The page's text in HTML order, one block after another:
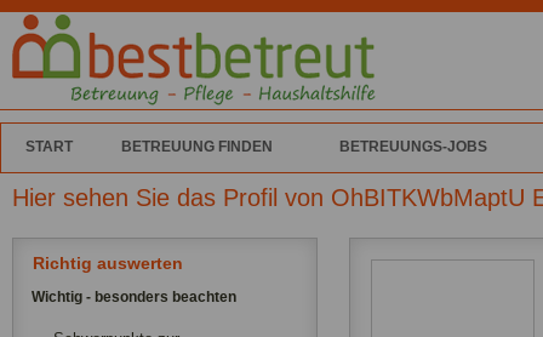
START BETREUUNG FINDEN BETREUUNGS-JOBS
Hier sehen Sie das Profil von OhBITKWbMaptU
Richtig auswerten
Wichtig - besonders beachten